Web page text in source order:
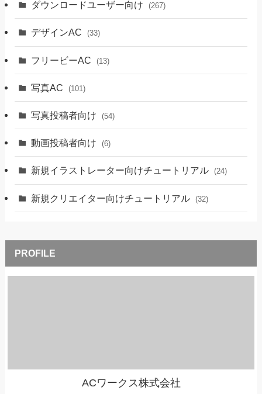
ダウンロードユーザー向け (267)
デザインAC (33)
フリービーAC (13)
写真AC (101)
写真投稿者向け (54)
動画投稿者向け (6)
新規イラストレーター向けチュートリアル (24)
新規クリエイター向けチュートリアル (32)
ACワークス株式会社